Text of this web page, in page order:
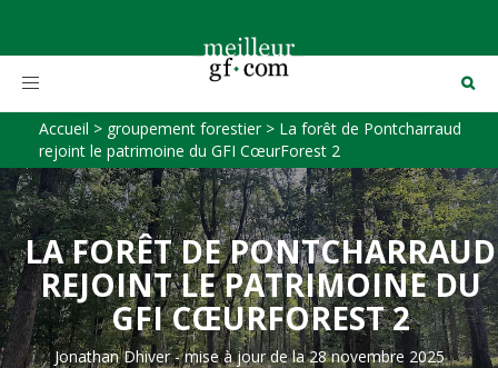
Toggle
Accueil > groupement forestier> La forêt de Pontcharraud
rejoint le patrimoine du GFI CœurForest 2
LA FORÊT DE PONTCHARRAUD
REJOINT LE PATRIMOINE DU
GFI CŒURFOREST 2
Jonathan Dhiver-mise à jour de la 28 novembre 2025